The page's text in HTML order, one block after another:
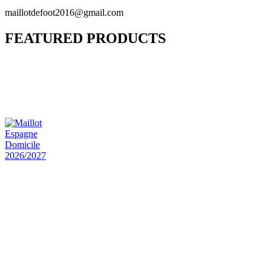
maillotdefoot2016@gmail.com
FEATURED PRODUCTS